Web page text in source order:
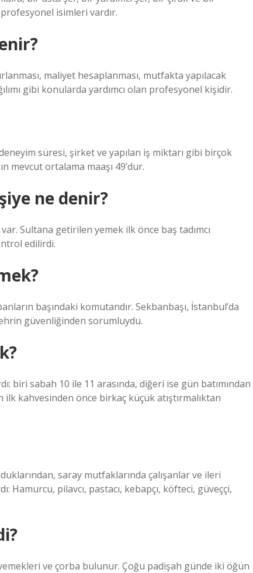
isimleri vardır.
maliyet hesaplanması, mutfakta yapılacak
gibi konularda yardımcı olan profesyonel kişidir.
süresi, şirket ve yapılan iş miktarı gibi birçok
mevcut ortalama maaşı 49’dur.
ne denir?
Sultana getirilen yemek ilk önce baş tadımcı
edilirdi.
başındaki komutandır. Sekbanbaşı, İstanbul’da
güvenliğinden sorumluydu.
biri sabah 10 ile 11 arasında, diğeri ise gün batımından
ilk kahvesinden önce birkaç küçük atıştırmalıktan
saray mutfaklarında çalışanlar ve ileri
Hamurcu, pilavcı, pastacı, kebapçı, köfteci, güveççi,
ve çorba bulunur. Çoğu padişah günde iki öğün